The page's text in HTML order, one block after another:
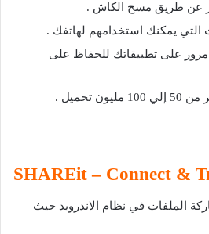
عن طريق مسح الكاش .
التي يمكنك استخدامهم لهاتفك .
مرور على تطبيقاتك للحفاظ على
تحميل .
الملفات في نظام الاندرويد حيث